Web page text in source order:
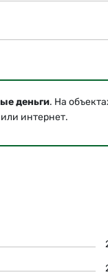
деньги. На
интернет.